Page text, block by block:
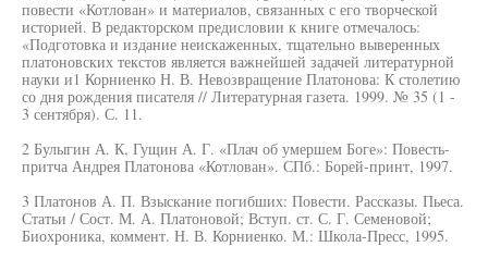
повести «Котлован» и материалов, связанных с его творческой
историей. В редакторском предисловии к книге отмечалось:
«Подготовка и издание неискаженных, тщательно выверенных
платоновских текстов является важнейшей задачей литературной
науки и1 Корниенко Н. В. Невозвращение Платонова: К столетию
со дня рождения писателя // Литературная газета. 1999. № 35 (1 -
3 сентября). С. 11.
2 Булыгин А. К, Гущин А. Г. «Плач об умершем Боге»: Повесть-
притча Андрея Платонова «Котлован». СПб.: Борей-принт, 1997.
3 Платонов А. П. Взыскание погибших: Повести. Рассказы. Пьеса.
Статьи / Сост. М. А. Платоновой; Вступ. ст. С. Г. Семеновой;
Биохроника, коммент. Н. В. Корниенко. М.: Школа-Пресс, 1995.